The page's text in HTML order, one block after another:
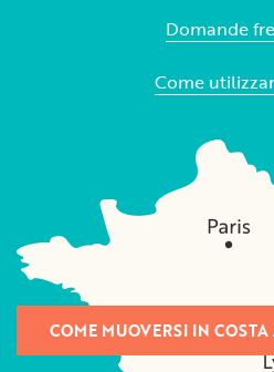
Domande
Come
COME MUOVERSI IN